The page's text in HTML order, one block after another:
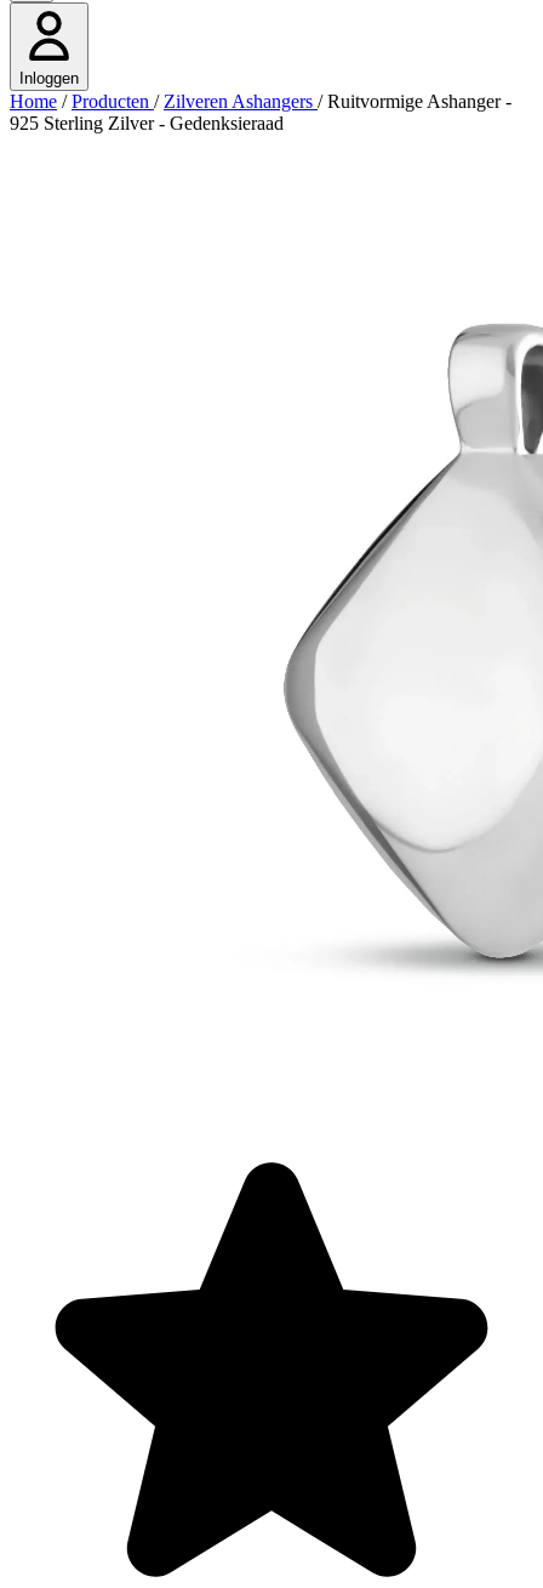
Inloggen
Home / Producten / Zilveren Ashangers / Ruitvormige Ashanger -
925 Sterling Zilver - Gedenksieraad